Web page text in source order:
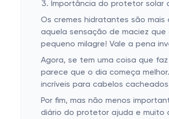
Importância do protetor solar
Os cremes hidratantes são
aquela sensação de maciez que
pequeno milagre! Vale a pena
Agora, se tem uma coisa que
parece que o dia começa
incríveis para cabelos
Por fim, mas não menos
diário do protetor ajuda e muito